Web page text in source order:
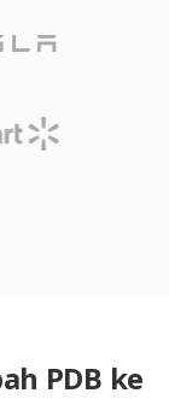
PDB ke